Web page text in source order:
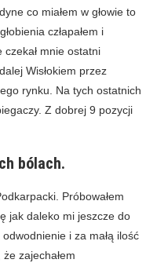
co miałem w głowie to
człapałem i
czekał mnie ostatni
Wisłokiem przez
rynku. Na tych ostatnich
Z dobrej 9 pozycji
bólach.
Próbowałem
jak daleko mi jeszcze do
i za małą ilość
zajechałem